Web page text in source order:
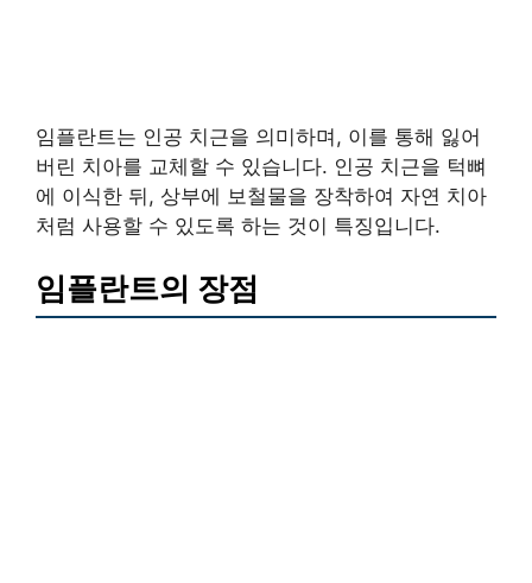
임플란트는 인공 치근을 의미하며, 이를 통해 잃어
버린 치아를 교체할 수 있습니다. 인공 치근을 턱뼈
에 이식한 뒤, 상부에 보철물을 장착하여 자연 치아
처럼 사용할 수 있도록 하는 것이 특징입니다.
임플란트의 장점